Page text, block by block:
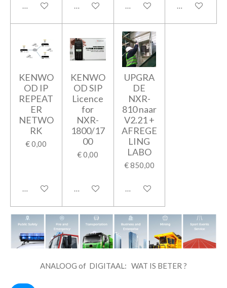
In winkelwagen In winkelwagen In winkelwagen Houd mij op
KENWO
OD IP
REPEAT
ER
NETWO
RK
€ 0,00
In winkelwagen
KENWO
OD SIP
Licence
for
NXR-
1800/17
00
€ 0,00
In winkelwagen
UPGRA
DE
NXR-
810 naar
V2.21 +
AFREGE
LING
LABO
€ 850,00
In winkelwagen
ANALOOG of DIGITAAL: WAT IS BETER ?